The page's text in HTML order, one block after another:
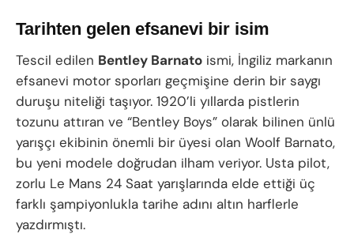
Tarihten gelen efsanevi bir isim
Tescil edilen Bentley Barnato ismi, İngiliz markanın
efsanevi motor sporları geçmişine derin bir saygı
duruşu niteliği taşıyor. 1920’li yıllarda pistlerin
tozunu attıran ve “Bentley Boys” olarak bilinen ünlü
yarışçı ekibinin önemli bir üyesi olan Woolf Barnato,
bu yeni modele doğrudan ilham veriyor. Usta pilot,
zorlu Le Mans 24 Saat yarışlarında elde ettiği üç
farklı şampiyonlukla tarihe adını altın harflerle
yazdırmıştı.